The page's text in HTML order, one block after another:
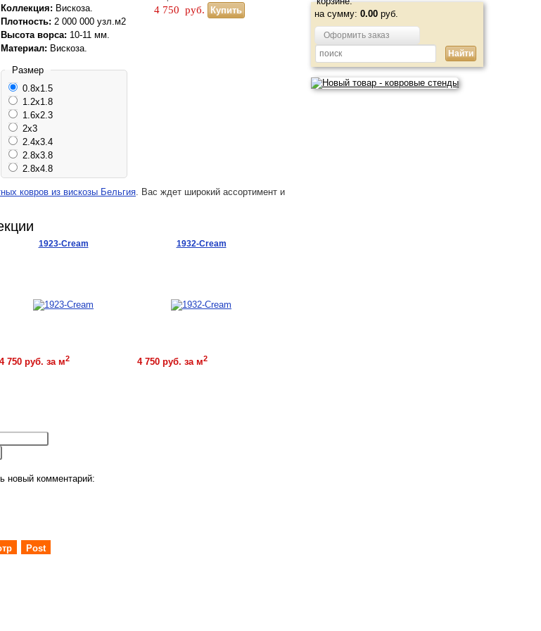
Коллекция: Вискоза.
Плотность: 2 000 000 узл.м2
Высота ворса: 10-11 мм.
Материал: Вискоза.
Размер
0.8x1.5
1.2x1.8
1.6x2.3
2x3
2.4x3.4
2.8x3.8
2.8x4.8
4 750 руб.
ковров из вискозы Бельгия. Вас ждет широкий ассортимент и
1923-Cream
4 750 руб. за м2
1932-Cream
4 750 руб. за м2
новый комментарий:
Post
на сумму: 0.00 руб.
Оформить заказ